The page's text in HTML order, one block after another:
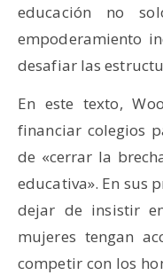
educación no
empoderamiento
desafiar las
En este texto,
financiar colegios
de «cerrar la
educativa». En sus
dejar de insistir
mujeres tengan
competir con los